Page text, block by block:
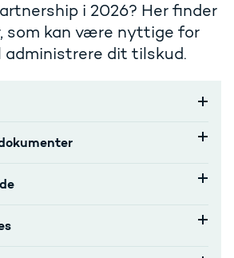
i 2026? Her finder
som kan være nyttige for
administrere dit tilskud.